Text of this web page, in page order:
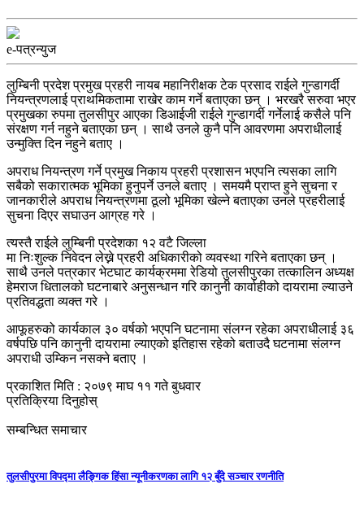
e-पत्रन्युज
लुम्बिनी प्रदेश प्रमुख प्रहरी नायब महानिरीक्षक टेक प्रसाद राईले गुन्डागर्दी
नियन्त्रणलाई प्राथमिकतामा राखेर काम गर्ने बताएका छन् । भरखरै सरुवा भएर
प्रमुखका रुपमा तुलसीपुर आएका डिआईजी राईले गुन्डागर्दी गर्नेलाई कसैले पनि
संरक्षण गर्न नहुने बताएका छन् । साथै उनले कुनै पनि आवरणमा अपराधीलाई
उन्मुक्ति दिन नहुने बताए ।
अपराध नियन्त्रण गर्ने प्रमुख निकाय प्रहरी प्रशासन भएपनि त्यसका लागि
सबैको सकारात्मक भूमिका हुनुपर्ने उनले बताए । समयमै प्राप्त हुने सुचना र
जानकारीले अपराध नियन्त्रणमा ठूलो भूमिका खेल्ने बताएका उनले प्रहरीलाई
सुचना दिएर सघाउन आग्रह गरे ।
त्यस्तै राईले लुम्बिनी प्रदेशका १२ वटै जिल्ला
मा निःशुल्क निवेदन लेख्ने प्रहरी अधिकारीको व्यवस्था गरिने बताएका छन् ।
साथै उनले पत्रकार भेटघाट कार्यक्रममा रेडियो तुलसीपुरका तत्कालिन अध्यक्ष
हेमराज धितालको घटनाबारे अनुसन्धान गरि कानुनी कार्वाहीको दायरामा ल्याउने
प्रतिवद्धता व्यक्त गरे ।
आफूहरुको कार्यकाल ३० वर्षको भएपनि घटनामा संलग्न रहेका अपराधीलाई ३६
वर्षपछि पनि कानुनी दायरामा ल्याएको इतिहास रहेको बताउदै घटनामा संलग्न
अपराधी उम्किन नसक्ने बताए ।
प्रकाशित मिति : २०७९ माघ ११ गते बुधवार
प्रतिक्रिया दिनुहोस्
सम्बन्धित समाचार
तुलसीपुरमा विपद्मा लैङ्गिक हिंसा न्यूनीकरणका लागि १२ बुँदे सञ्चार रणनीति